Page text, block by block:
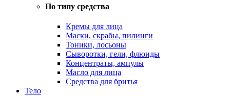
По типу средства
Кремы для лица
Маски, скрабы, пилинги
Тоники, лосьоны
Сыворотки, гели, флюиды
Концентраты, ампулы
Масло для лица
Средства для бритья
Тело